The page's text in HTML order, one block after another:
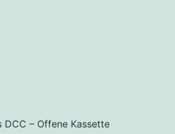
DCC – Offene Kassette